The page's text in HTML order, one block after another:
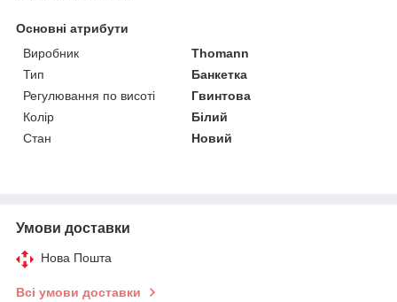
Основні атрибути
Виробник
Thomann
Тип
Банкетка
Регулювання по висоті
Гвинтова
Колір
Білий
Стан
Новий
Умови доставки
Нова Пошта
Всі умови доставки